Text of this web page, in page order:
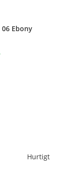
Ebony
aktuelle
Hurtigt